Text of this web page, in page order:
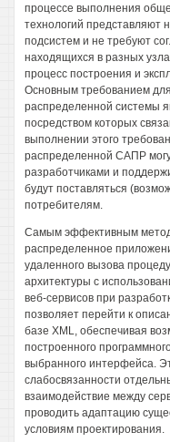
процессе выполнения
технологий представляют
подсистем и не требуют
находящихся в разных
процесс построения и
Основным требованием
распределенной системы
посредством которых
выполнении этого
распределенной САПР
разработчиками и
будут поставляться
потребителям.
Самым эффективным
распределенное
удаленного вызова
архитектуры с
веб-сервисов при
позволяет перейти к
базе XML, обеспечивая
построенного
выбранного интерфейса.
слабосвязанности
взаимодействие между
проводить адаптацию
условиям проектирования.